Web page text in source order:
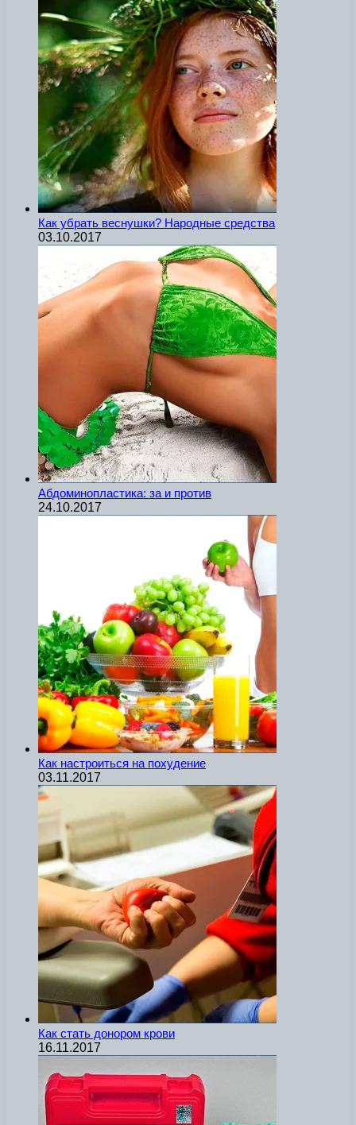
Как убрать веснушки? Народные средства
03.10.2017
Абдоминопластика: за и против
24.10.2017
Как настроиться на похудение
03.11.2017
Как стать донором крови
16.11.2017